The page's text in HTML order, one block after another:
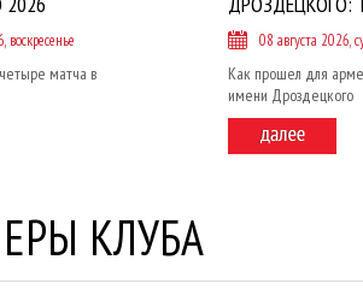
воскресенье
матча в
08 августа 2026,
Как прошел для
имени Дроздецкого
КЛУБА